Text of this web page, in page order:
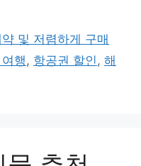
및 저렴하게 구매
행, 항공권 할인, 해